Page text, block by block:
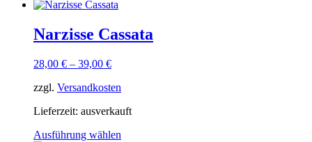
Narzisse Cassata
28,00 € – 39,00 €
zzgl. Versandkosten
Lieferzeit: ausverkauft
Ausführung wählen